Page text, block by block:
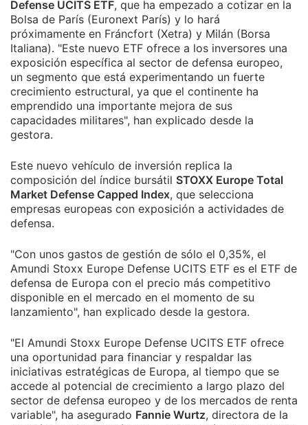
Defense UCITS ETF, que ha empezado a cotizar en la
Bolsa de París (Euronext París) y lo hará
próximamente en Fráncfort (Xetra) y Milán (Borsa
Italiana). "Este nuevo ETF ofrece a los inversores una
exposición específica al sector de defensa europeo,
un segmento que está experimentando un fuerte
crecimiento estructural, ya que el continente ha
emprendido una importante mejora de sus
capacidades militares", han explicado desde la
gestora.
Este nuevo vehículo de inversión replica la
composición del índice bursátil STOXX Europe Total
Market Defense Capped Index, que selecciona
empresas europeas con exposición a actividades de
defensa.
"Con unos gastos de gestión de sólo el 0,35%, el
Amundi Stoxx Europe Defense UCITS ETF es el ETF de
defensa de Europa con el precio más competitivo
disponible en el mercado en el momento de su
lanzamiento", han explicado desde la gestora.
"El Amundi Stoxx Europe Defense UCITS ETF ofrece
una oportunidad para financiar y respaldar las
iniciativas estratégicas de Europa, al tiempo que se
accede al potencial de crecimiento a largo plazo del
sector de defensa europeo y de los mercados de renta
variable", ha asegurado Fannie Wurtz, directora de la